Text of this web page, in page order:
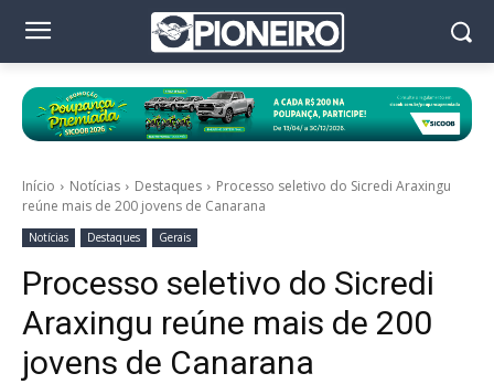
Início Notícias Destaques
Processo seletivo do Sicredi Araxingu
reúne mais de 200 jovens de Canarana
Notícias Destaques Gerais
Processo seletivo do Sicredi
Araxingu reúne mais de 200
jovens de Canarana